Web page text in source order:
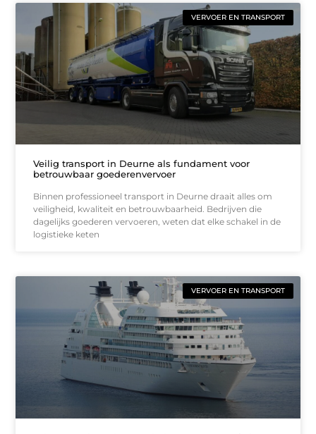
VERVOER EN TRANSPORT
Veilig transport in Deurne als fundament voor
betrouwbaar goederenvervoer
Binnen professioneel transport in Deurne draait alles om
veiligheid, kwaliteit en betrouwbaarheid. Bedrijven die
dagelijks goederen vervoeren, weten dat elke schakel in de
logistieke keten
VERVOER EN TRANSPORT